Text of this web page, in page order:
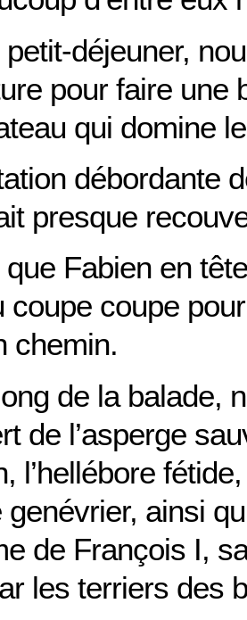
déjeuner,
pour faire une
qui domine
débordante
presque
que Fabien en
coupe coupe
chemin.
de la balade,
de l’asperge
l’hellébore
genévrier, ainsi
de François I,
les terriers des